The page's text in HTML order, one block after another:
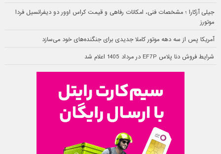
جیلی آزکارا ؛ مشخصات فنی، امکانات رفاهی و قیمت کراس اوور دو دیفرانسیل فردا
موتورز
آمریکا پس از سه دهه موتور کاملا جدیدی برای جنگنده‌های خود می‌سازد
شرایط فروش دنا پلاس EF7P در مرداد 1405 اعلام شد